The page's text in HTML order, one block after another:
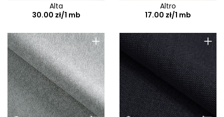
Alta
30.00 zł/1 mb
Altro
17.00 zł/1 mb
+ +